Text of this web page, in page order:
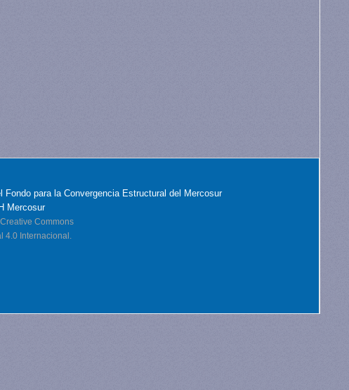
Fondo para la Convergencia Estructural del Mercosur
Mercosur
Commons
4.0 Internacional.